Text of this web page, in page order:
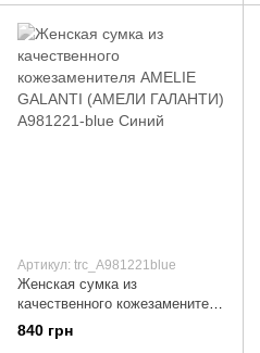
Артикул: trc_A981221blue
Женская сумка из
качественного кожезаменителя
AMELIE GALANTI (АМЕЛИ
ГАЛАНТИ) A981221-blue Синий
840 грн